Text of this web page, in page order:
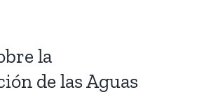
la
de las Aguas